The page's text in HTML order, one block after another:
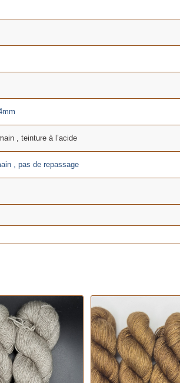
, teinture à l’acide
, pas de repassage